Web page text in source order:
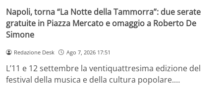
Napoli, torna “La Notte della Tammorra”: due serate
gratuite in Piazza Mercato e omaggio a Roberto De
Simone
Redazione Desk Ago 7, 2026 17:51
L’11 e 12 settembre la ventiquattresima edizione del
festival della musica e della cultura popolare.…